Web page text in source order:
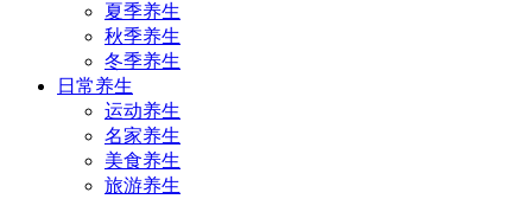
夏季养生
秋季养生
冬季养生
日常养生
运动养生
名家养生
美食养生
旅游养生